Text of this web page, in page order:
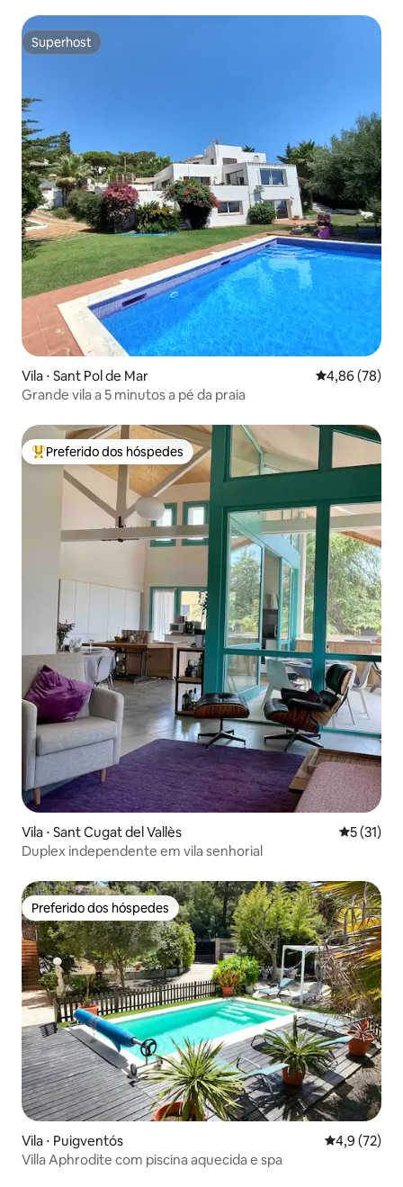
Superhost
Superhost
Vila ⋅ Sant Pol de Mar 4,86 de uma
4,86 (78)
Grande vila a 5 minutos a pé da praia
Entre os melhores preferidos dos hóspedes
Preferido dos hóspedes
Vila ⋅ Sant Cugat del Vallès 5 de uma
5 (31)
Duplex independente em vila senhorial
Preferido dos hóspedes
Preferido dos hóspedes
Vila ⋅ Puigventós 4,9 de uma
4,9 (72)
Villa Aphrodite com piscina aquecida e spa